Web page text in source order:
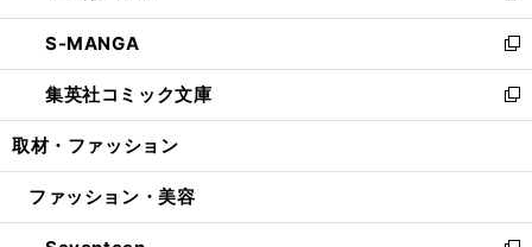
開
く
ウ
で
開
く
ン
ド
ウ
で
開
ウ
ィ
ン
ド
ウ
開
し
い
ウ
ィ
ン
ウ
開
S-MANGA
新
し
い
ウ
ン
ウ
集英社コミック文庫
新
し
ウ
ン
取材・ファッション
ファッション・美容